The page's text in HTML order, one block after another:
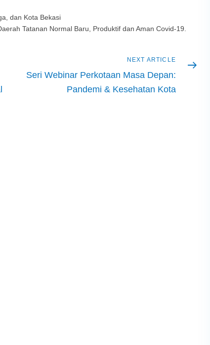
dan Kota Bekasi
Tatanan Normal Baru, Produktif dan Aman Covid-19.
article
NEXT ARTICLE
Seri Webinar Perkotaan Masa Depan:
Pandemi & Kesehatan Kota